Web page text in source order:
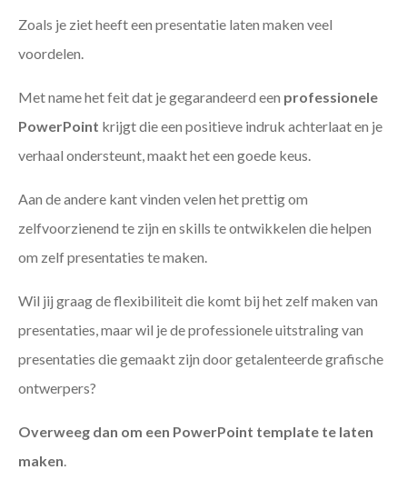
Zoals je ziet heeft een presentatie laten maken veel
voordelen.
Met name het feit dat je gegarandeerd een professionele
PowerPoint krijgt die een positieve indruk achterlaat en je
verhaal ondersteunt, maakt het een goede keus.
Aan de andere kant vinden velen het prettig om
zelfvoorzienend te zijn en skills te ontwikkelen die helpen
om zelf presentaties te maken.
Wil jij graag de flexibiliteit die komt bij het zelf maken van
presentaties, maar wil je de professionele uitstraling van
presentaties die gemaakt zijn door getalenteerde grafische
ontwerpers?
Overweeg dan om een PowerPoint template te laten
maken.